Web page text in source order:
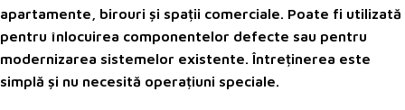
apartamente, birouri și spații comerciale. Poate fi utilizată
pentru înlocuirea componentelor defecte sau pentru
modernizarea sistemelor existente. Întreținerea este
simplă și nu necesită operațiuni speciale.